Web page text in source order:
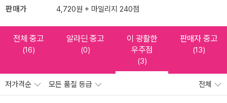
판매가 4,720원 + 마일리지 240점
전체 중고
(16)
알라딘 중고
(0)
이 광활한
우주점
(3)
판매자 중고
(13)
저가격순 모든 품질 등급 전체